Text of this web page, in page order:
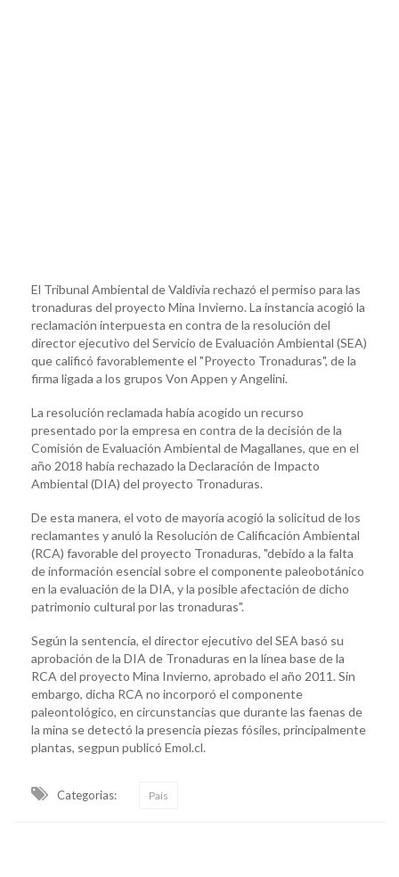
El Tribunal Ambiental de Valdivia rechazó el permiso para las
tronaduras del proyecto Mina Invierno. La instancia acogió la
reclamación interpuesta en contra de la resolución del
director ejecutivo del Servicio de Evaluación Ambiental (SEA)
que calificó favorablemente el "Proyecto Tronaduras", de la
firma ligada a los grupos Von Appen y Angelini.
La resolución reclamada había acogido un recurso
presentado por la empresa en contra de la decisión de la
Comisión de Evaluación Ambiental de Magallanes, que en el
año 2018 había rechazado la Declaración de Impacto
Ambiental (DIA) del proyecto Tronaduras.
De esta manera, el voto de mayoría acogió la solicitud de los
reclamantes y anuló la Resolución de Calificación Ambiental
(RCA) favorable del proyecto Tronaduras, "debido a la falta
de información esencial sobre el componente paleobotánico
en la evaluación de la DIA, y la posible afectación de dicho
patrimonio cultural por las tronaduras".
Según la sentencia, el director ejecutivo del SEA basó su
aprobación de la DIA de Tronaduras en la línea base de la
RCA del proyecto Mina Invierno, aprobado el año 2011. Sin
embargo, dicha RCA no incorporó el componente
paleontológico, en circunstancias que durante las faenas de
la mina se detectó la presencia piezas fósiles, principalmente
plantas, segpun publicó Emol.cl.
Categorias: País